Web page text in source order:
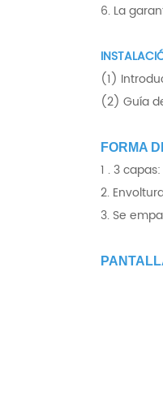
6. La
(1)
(2) Guía
FORMA
1 . 3
2.
3. Se